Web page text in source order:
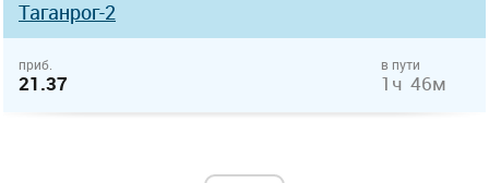
Таганрог-2
приб.
21.37
в пути
1ч 46м